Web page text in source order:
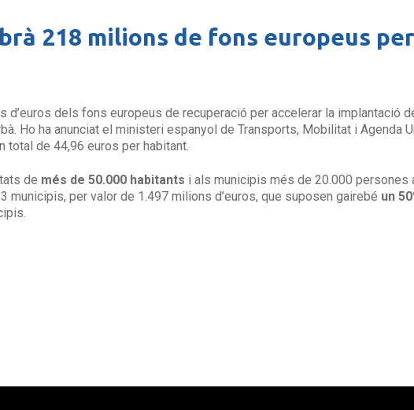
218 milions de fons europeus
d’euros dels fons europeus de recuperació per accelerar la
Ho ha anunciat el ministeri espanyol de Transports, Mobilitat i Agenda
total de 44,96 euros per habitant.
de més de 50.000 habitants i als municipis més de 20.000 persones
municipis, per valor de 1.497 milions d’euros, que suposen gairebé un